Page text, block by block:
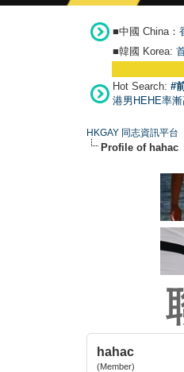
■中國 China：
■韓國 Korea:
Hot Search: #
港男HEHE率
HKGAY 同志資訊平台
Profile of hahac
hahac
(Member)